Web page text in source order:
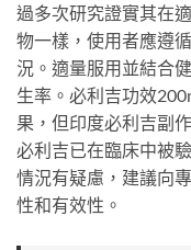
過多次研究證實其在
物一樣，使用者應遵
況。適量服用並結合
生率。必利吉功效
果，但印度必利吉副
必利吉已在臨床中被
情況有疑慮，建議向
性和有效性。